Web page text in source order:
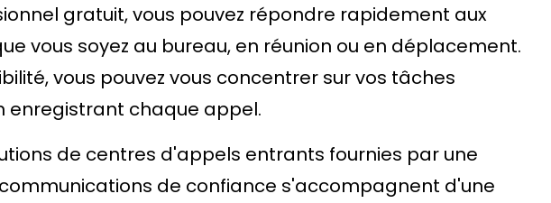
gratuit, vous pouvez répondre rapidement aux
vous soyez au bureau, en réunion ou en déplacement.
vous pouvez vous concentrer sur vos tâches
enregistrant chaque appel.
de centres d'appels entrants fournies par une
de confiance s'accompagnent d'une